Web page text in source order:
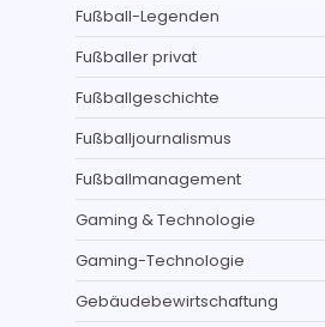
Fußball-Legenden
Fußballer privat
Fußballgeschichte
Fußballjournalismus
Fußballmanagement
Gaming & Technologie
Gaming-Technologie
Gebäudebewirtschaftung